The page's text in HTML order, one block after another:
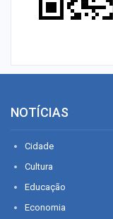
NOTÍCIAS
Cidade
Cultura
Educação
Economia